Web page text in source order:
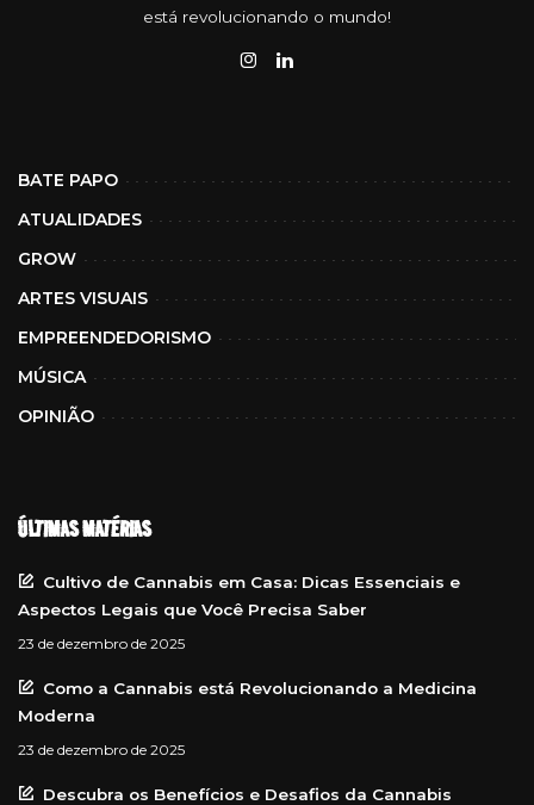
está revolucionando o mundo!
BATE PAPO
ATUALIDADES
GROW
ARTES VISUAIS
EMPREENDEDORISMO
MÚSICA
OPINIÃO
ÚLTIMAS MATÉRIAS
Cultivo de Cannabis em Casa: Dicas Essenciais e
Aspectos Legais que Você Precisa Saber
23 de dezembro de 2025
Como a Cannabis está Revolucionando a Medicina
Moderna
23 de dezembro de 2025
Descubra os Benefícios e Desafios da Cannabis